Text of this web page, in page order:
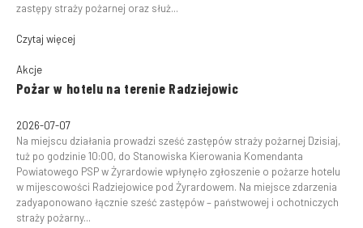
zastępy straży pożarnej oraz służ...
Czytaj więcej
Akcje
Pożar w hotelu na terenie Radziejowic
2026-07-07
Na miejscu działania prowadzi sześć zastępów straży pożarnej Dzisiaj,
tuż po godzinie 10:00, do Stanowiska Kierowania Komendanta
Powiatowego PSP w Żyrardowie wpłynęło zgłoszenie o pożarze hotelu
w mijescowości Radziejowice pod Żyrardowem. Na miejsce zdarzenia
zadyaponowano łącznie sześć zastępów – państwowej i ochotniczych
straży pożarny...